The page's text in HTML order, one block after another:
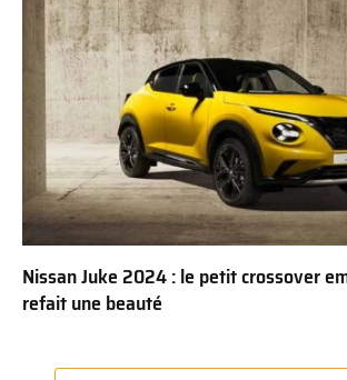
Nissan Juke 2024 : le petit crossover
refait une beauté